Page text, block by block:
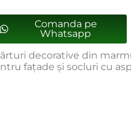
Comanda pe
Whatsapp
decorative din
fațade și socluri cu